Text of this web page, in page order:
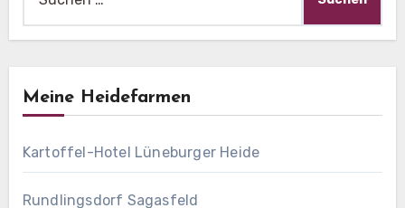
nach:
Meine Heidefarmen
Kartoffel-Hotel Lüneburger Heide
Rundlingsdorf Sagasfeld